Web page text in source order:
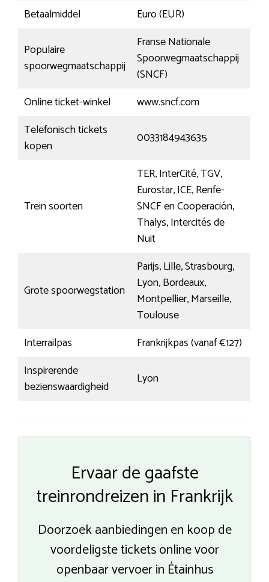
Betaalmiddel
Euro (EUR)
Populaire
spoorwegmaatschappij
Franse Nationale
Spoorwegmaatschappij
(SNCF)
Online ticket-winkel
www.sncf.com
Telefonisch tickets
kopen
0033184943635
Trein soorten
TER, InterCité, TGV,
Eurostar, ICE, Renfe-
SNCF en Cooperación,
Thalys, Intercités de
Nuit
Grote spoorwegstation
Parijs, Lille, Strasbourg,
Lyon, Bordeaux,
Montpellier, Marseille,
Toulouse
Interrailpas
Frankrijkpas (vanaf €127)
Inspirerende
bezienswaardigheid
Lyon
Ervaar de gaafste
treinrondreizen in Frankrijk
Doorzoek aanbiedingen en koop de
voordeligste tickets online voor
openbaar vervoer in Étainhus